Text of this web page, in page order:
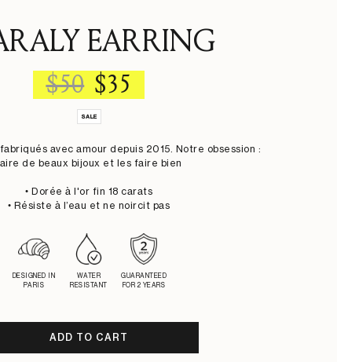
EARRING
REGULAR
PRICE
$50 SALE
PRICE
$35
SALE
avec amour depuis 2015. Notre obsession :
de beaux bijoux et les faire bien
• Dorée à l'or fin 18 carats
• Résiste à l’eau et ne noircit pas
DESIGNED IN
PARIS
WATER
RESISTANT
GUARANTEED
FOR 2 YEARS
ADD TO CART